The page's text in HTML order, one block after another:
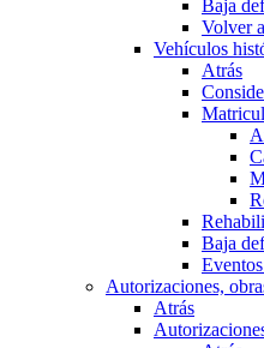
Baja
Volver
Vehículos
Atrás
Baja
Autorizaciones,
Atrás